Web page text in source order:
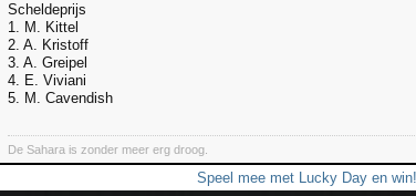
Scheldeprijs
1. M. Kittel
2. A. Kristoff
3. A. Greipel
4. E. Viviani
5. M. Cavendish
De Sahara is zonder meer erg droog.
Speel mee met Lucky Day en win!